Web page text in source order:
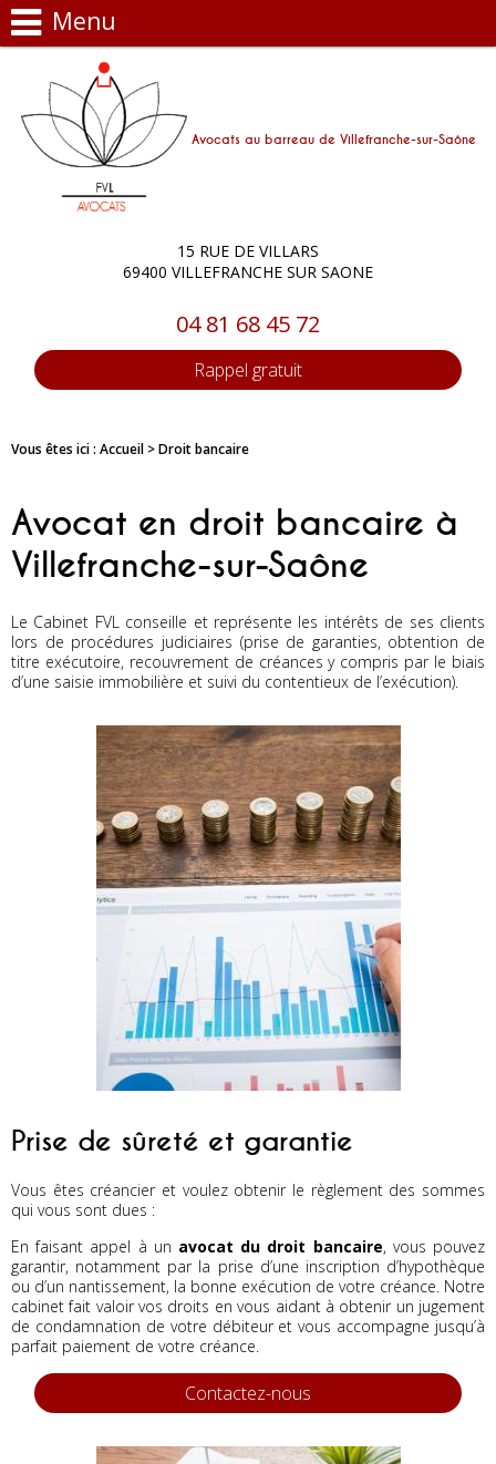
Menu
Avocats au barreau de Villefranche-sur-Saône
15 RUE DE VILLARS
69400 VILLEFRANCHE SUR SAONE
04 81 68 45 72
Rappel gratuit
Vous êtes ici : Accueil > Droit bancaire
Avocat en droit bancaire à
Villefranche-sur-Saône
Le Cabinet FVL conseille et représente les intérêts de ses clients
lors de procédures judiciaires (prise de garanties, obtention de
titre exécutoire, recouvrement de créances y compris par le biais
d’une saisie immobilière et suivi du contentieux de l’exécution).
Prise de sûreté et garantie
Vous êtes créancier et voulez obtenir le règlement des sommes
qui vous sont dues :
En faisant appel à un avocat du droit bancaire, vous pouvez
garantir, notamment par la prise d’une inscription d’hypothèque
ou d’un nantissement, la bonne exécution de votre créance. Notre
cabinet fait valoir vos droits en vous aidant à obtenir un jugement
de condamnation de votre débiteur et vous accompagne jusqu’à
parfait paiement de votre créance.
Contactez-nous